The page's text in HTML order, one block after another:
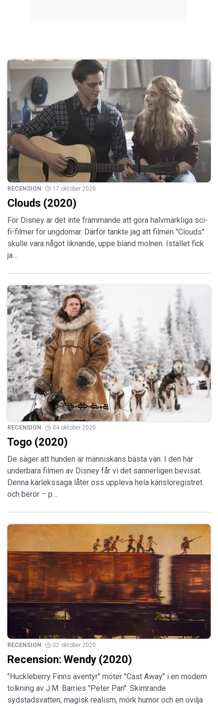
RECENSION 17 oktober 2020
Clouds (2020)
För Disney är det inte främmande att göra halvmärkliga sci-
fi-filmer för ungdomar. Därför tänkte jag att filmen "Clouds"
skulle vara något liknande, uppe bland molnen. Istället fick
ja…
RECENSION 04 oktober 2020
Togo (2020)
De säger att hunden är människans bästa vän. I den här
underbara filmen av Disney får vi det sannerligen bevisat.
Denna kärlekssaga låter oss uppleva hela känsloregistret
och berör – p…
RECENSION 02 oktober 2020
Recension: Wendy (2020)
"Huckleberry Finns äventyr" möter "Cast Away" i en modern
tolkning av J.M. Barries "Peter Pan". Skimrande
sydstadsvatten, magisk realism, mörk humor och en ovilja